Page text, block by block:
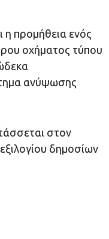
η προμήθεια ενός
οχήματος τύπου
ανύψωσης
στον
δημοσίων